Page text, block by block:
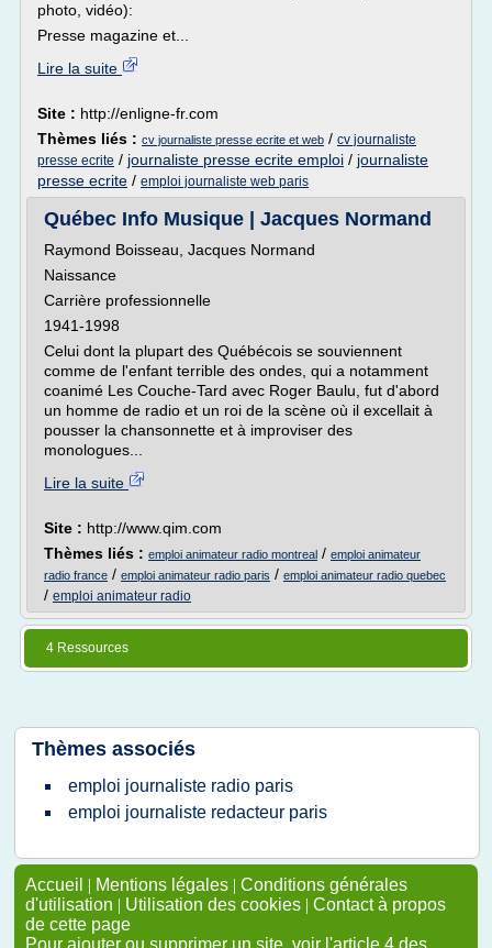
photo, vidéo):
Presse magazine et...
Lire la suite
Site : http://enligne-fr.com
Thèmes liés : cv journaliste presse ecrite et web / cv journaliste
presse ecrite / journaliste presse ecrite emploi / journaliste
presse ecrite / emploi journaliste web paris
Québec Info Musique | Jacques Normand
Raymond Boisseau, Jacques Normand
Naissance
Carrière professionnelle
1941-1998
Celui dont la plupart des Québécois se souviennent
comme de l'enfant terrible des ondes, qui a notamment
coanimé Les Couche-Tard avec Roger Baulu, fut d'abord
un homme de radio et un roi de la scène où il excellait à
pousser la chansonnette et à improviser des
monologues...
Lire la suite
Site : http://www.qim.com
Thèmes liés : emploi animateur radio montreal / emploi animateur
radio france / emploi animateur radio paris / emploi animateur radio quebec
/ emploi animateur radio
4 Ressources
Thèmes associés
emploi journaliste radio paris
emploi journaliste redacteur paris
Accueil | Mentions légales | Conditions générales
d'utilisation | Utilisation des cookies | Contact à propos
de cette page
Pour ajouter ou supprimer un site, voir l'article 4 des